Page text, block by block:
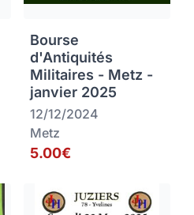
Bourse
d'Antiquités
Militaires - Metz -
janvier 2025
12/12/2024
Metz
5.00€